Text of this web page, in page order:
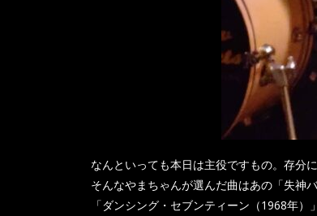
なんといっても本日は主役ですもの。存分
そんなやまちゃんが選んだ曲はあの「失神
「ダンシング・セブンティーン（1968年）